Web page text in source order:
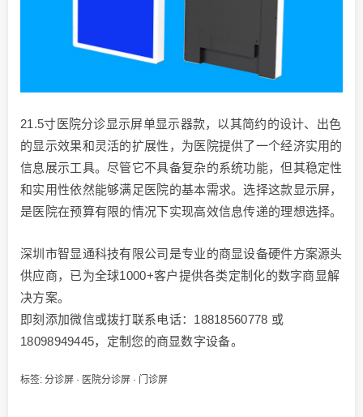
21.5寸医院分诊显示屏单显示器款，以其简约的设计、出色
的显示效果和灵活的扩展性，为医院提供了一个经济实用的
信息展示工具。尽管它不具备复杂的系统功能，但其稳定性
和实用性依然能够满足医院的基本需求。选择这款显示屏，
是医院在预算有限的情况下实现高效信息传递的理想选择。
深圳市智显通科技有限公司是专业的商显设备硬件方案源头
供应商，已为全球1000+客户提供各类定制化的数字商显解
决方案。
即刻添加微信或拨打联系电话：18818560778 或
18098949445，定制您的商显数字设备。
标签: 分诊屏 · 医院分诊屏 · 门诊屏